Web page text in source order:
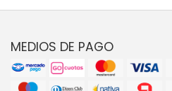
MEDIOS DE PAGO